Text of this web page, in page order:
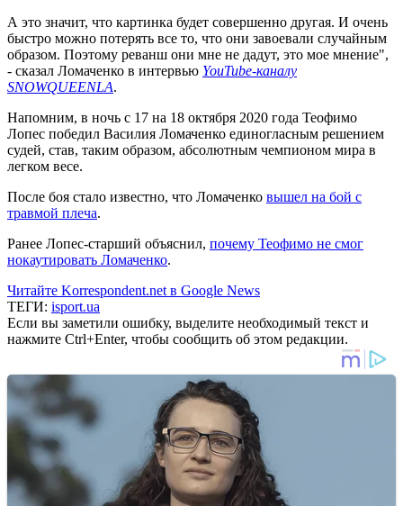
А это значит, что картинка будет совершенно другая. И очень
быстро можно потерять все то, что они завоевали случайным
образом. Поэтому реванш они мне не дадут, это мое мнение",
- сказал Ломаченко в интервью YouTube-каналу
SNOWQUEENLA.
Напомним, в ночь с 17 на 18 октября 2020 года Теофимо
Лопес победил Василия Ломаченко единогласным решением
судей, став, таким образом, абсолютным чемпионом мира в
легком весе.
После боя стало известно, что Ломаченко вышел на бой с
травмой плеча.
Ранее Лопес-старший объяснил, почему Теофимо не смог
нокаутировать Ломаченко.
Читайте Korrespondent.net в Google News
ТЕГИ: isport.ua
Если вы заметили ошибку, выделите необходимый текст и
нажмите Ctrl+Enter, чтобы сообщить об этом редакции.